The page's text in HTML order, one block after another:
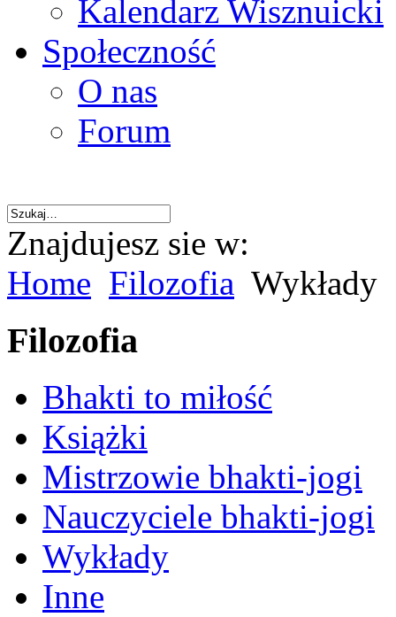
Kalendarz Wisznuicki
Społeczność
O nas
Forum
Znajdujesz sie w:
Home Filozofia Wykłady
Filozofia
Bhakti to miłość
Książki
Mistrzowie bhakti-jogi
Nauczyciele bhakti-jogi
Wykłady
Inne